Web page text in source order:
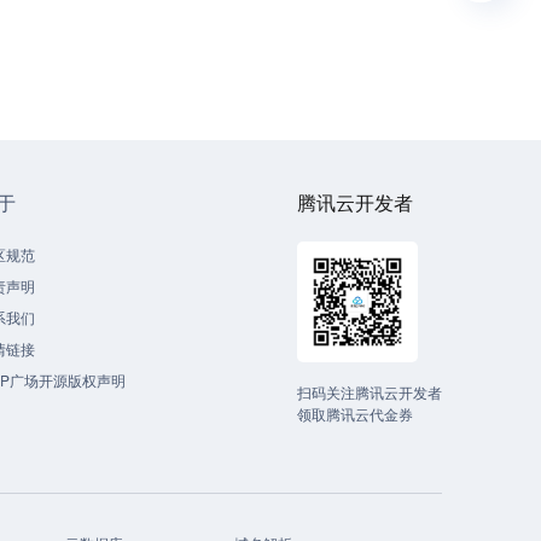
规范
声明
我们
链接
广场开源版权声明
腾讯云开发者
扫码关注腾讯云开发者
领取腾讯云代金券